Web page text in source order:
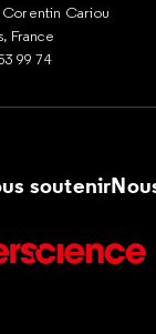
Cariou
France
99 74
soutenir